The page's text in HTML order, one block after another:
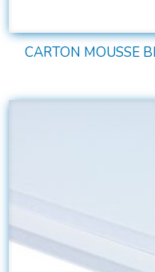
CARTON MOUSSE